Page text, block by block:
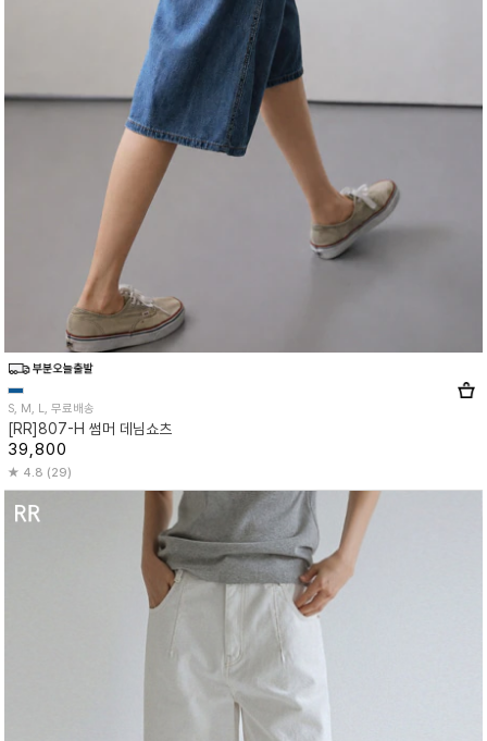
S, M, L, 무료배송
[RR]807-H 썸머 데님쇼츠
39,800
4.8 (29)